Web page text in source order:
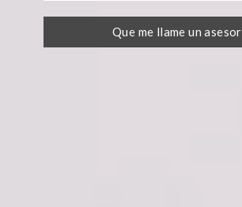
Que me llame un asesor